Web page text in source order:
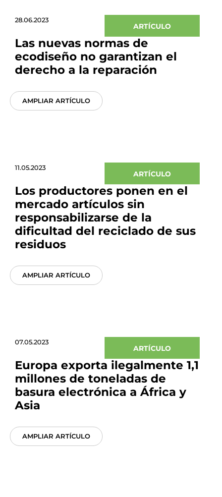
28.06.2023
ARTÍCULO
Las nuevas normas de
ecodiseño no garantizan el
derecho a la reparación
AMPLIAR ARTÍCULO
11.05.2023
ARTÍCULO
Los productores ponen en el
mercado artículos sin
responsabilizarse de la
dificultad del reciclado de sus
residuos
AMPLIAR ARTÍCULO
07.05.2023
ARTÍCULO
Europa exporta ilegalmente 1,1
millones de toneladas de
basura electrónica a África y
Asia
AMPLIAR ARTÍCULO